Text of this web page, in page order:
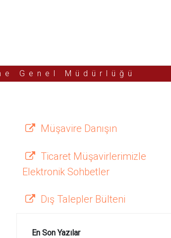
Genel Müdürlüğü
Müşavire Danışın
Ticaret Müşavirlerimizle
Elektronik Sohbetler
Dış Talepler Bülteni
En Son Yazılar